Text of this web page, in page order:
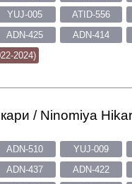
YUJ-005 ATID-556
ADN-425 ADN-414
2024)
/ Ninomiya
ADN-510 YUJ-009
ADN-437 ADN-422